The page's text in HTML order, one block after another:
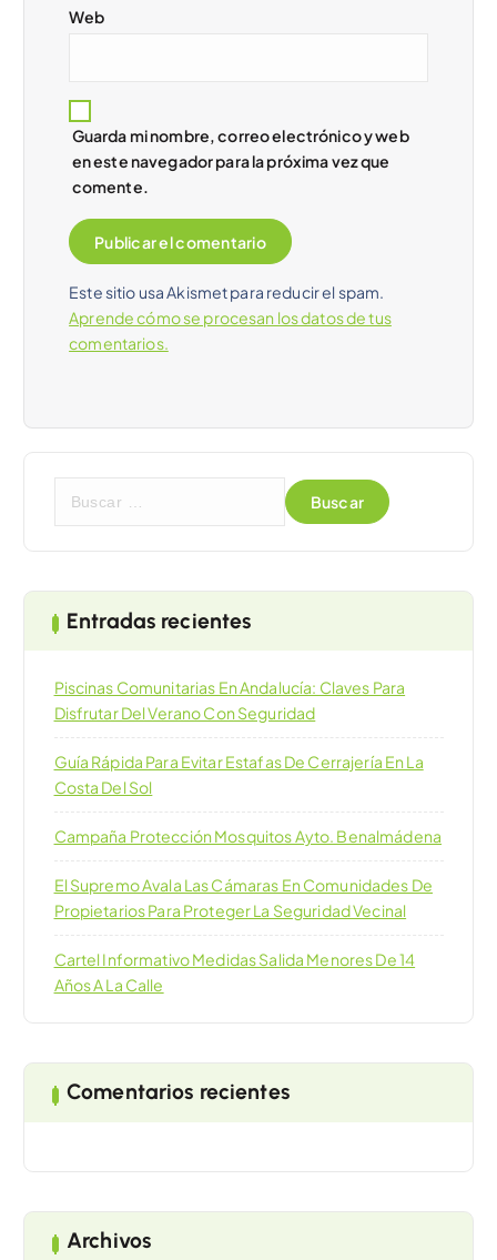
Web
Guarda mi nombre, correo electrónico y web
en este navegador para la próxima vez que
comente.
Este sitio usa Akismet para reducir el spam.
Aprende cómo se procesan los datos de tus
comentarios.
a
r Entradas recientes
Piscinas Comunitarias En Andalucía: Claves Para
Disfrutar Del Verano Con Seguridad
Guía Rápida Para Evitar Estafas De Cerrajería En La
Costa Del Sol
Campaña Protección Mosquitos Ayto. Benalmádena
El Supremo Avala Las Cámaras En Comunidades De
Propietarios Para Proteger La Seguridad Vecinal
Cartel Informativo Medidas Salida Menores De 14
Años A La Calle
Comentarios recientes
Archivos